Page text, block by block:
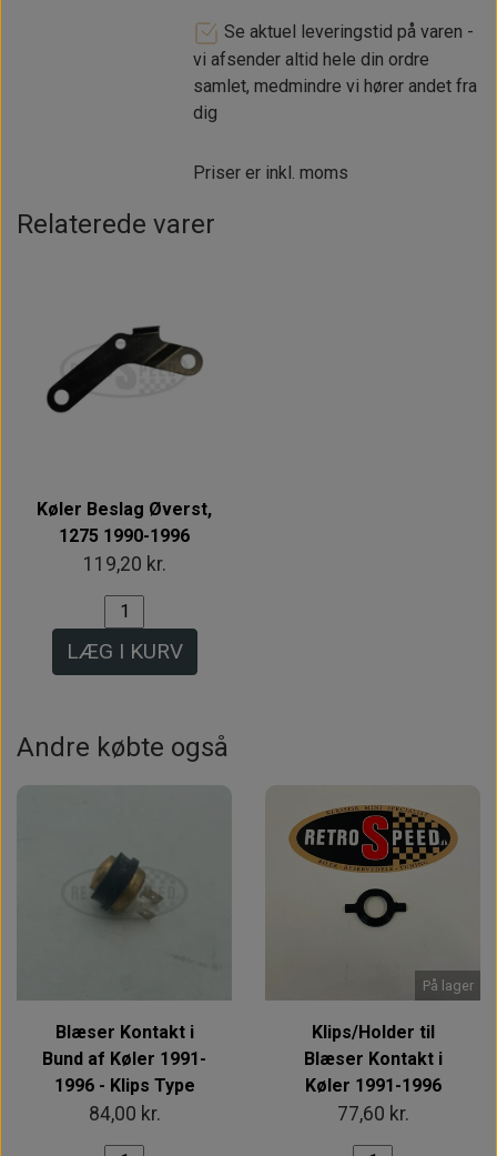
Se aktuel leveringstid på varen -
vi afsender altid hele din ordre
samlet, medmindre vi hører andet fra
dig
Priser er inkl. moms
Relaterede varer
Køler Beslag Øverst,
1275 1990-1996
119,20 kr.
LÆG I KURV
Andre købte også
Blæser Kontakt i
Bund af Køler 1991-
1996 - Klips Type
84,00 kr.
På lager
Klips/Holder til
Blæser Kontakt i
Køler 1991-1996
77,60 kr.